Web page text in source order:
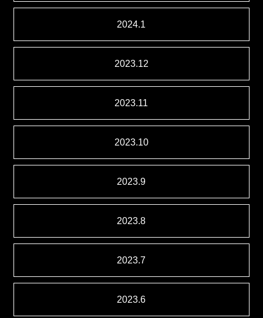
2024.1
2023.12
2023.11
2023.10
2023.9
2023.8
2023.7
2023.6